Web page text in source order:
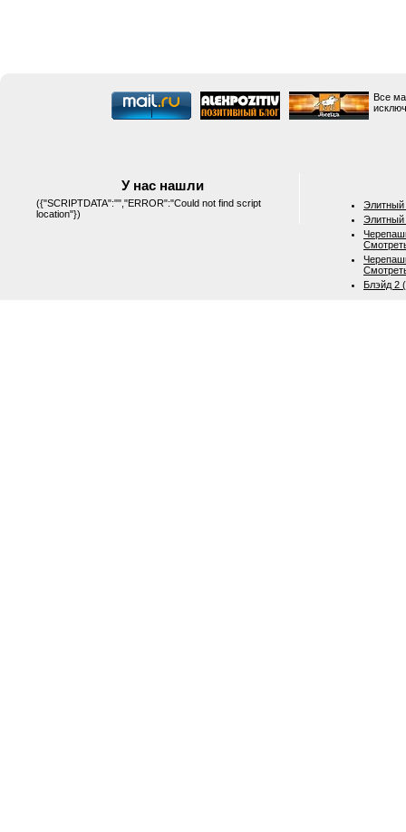
Все
У нас нашли
({"SCRIPTDATA":"","ERROR":"Could not find script
location"})
Элитный
Элитный
Блэйд 2